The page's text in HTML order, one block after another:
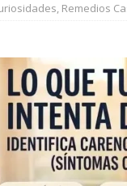
, Remedios